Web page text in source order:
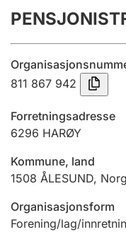
Årsrekneskap
Innsending og
Tinglysing
Betaling og
811 867 942
Forretningsadresse
6296 HARØY
Kommune, land
1508 ÅLESUND,
Organisasjonsform
Forening/lag/